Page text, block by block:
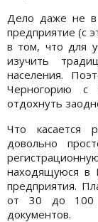
Дело даже не в
предприятие (с
в том, что для
изучить
населения.
Черногорию с
отдохнуть
Что касается
довольно
находящуюся в
предприятия.
от 30 до 100
документов.